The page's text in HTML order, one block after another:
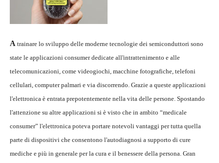
A trainare lo sviluppo delle moderne tecnologie dei semiconduttori sono
state le applicazioni consumer dedicate all'intrattenimento e alle
telecomunicazioni, come videogiochi, macchine fotografiche, telefoni
cellulari, computer palmari e via discorrendo. Grazie a queste applicazioni
l'elettronica è entrata prepotentemente nella vita delle persone. Spostando
l'attenzione su altre applicazioni si è visto che in ambito “medicale
consumer” l'elettronica poteva portare notevoli vantaggi per tutta quella
parte di dispositivi che consentono l'autodiagnosi a supporto di cure
mediche e più in generale per la cura e il benessere della persona. Gran